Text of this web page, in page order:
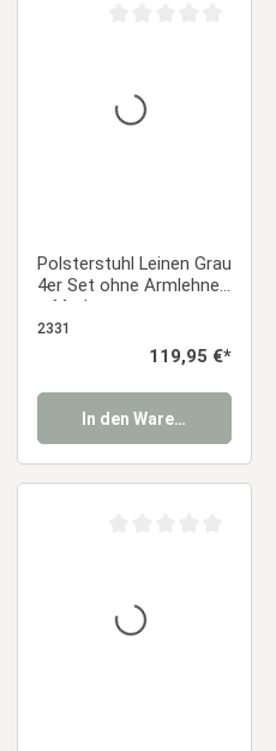
Polsterstuhl Leinen Grau
4er Set ohne Armlehnen
– Moderne
Esszimmerstühle
2331
Regulärer Preis:
119,95 €*
In den Warenkorb